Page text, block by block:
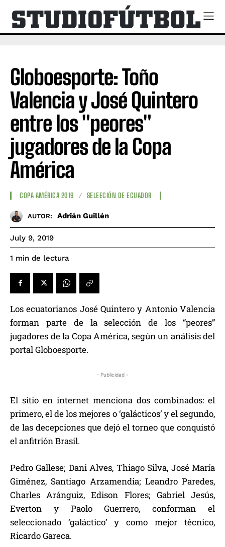
Globoesporte: Toño
Valencia y José Quintero
entre los "peores"
jugadores de la Copa
América
COPA AMÉRICA 2019 SELEECIÓN DE ECUADOR
AUTOR: Adrián Guillén
July 9, 2019
1 min de lectura
Los ecuatorianos José Quintero y Antonio Valencia
forman parte de la selección de los “peores”
jugadores de la Copa América, según un análisis del
portal Globoesporte.
- Publicidad -
El sitio en internet menciona dos combinados: el
primero, el de los mejores o ‘galácticos’ y el segundo,
de las decepciones que dejó el torneo que conquistó
el anfitrión Brasil.
Pedro Gallese; Dani Alves, Thiago Silva, José María
Giménez, Santiago Arzamendia; Leandro Paredes,
Charles Aránguiz, Edison Flores; Gabriel Jesús,
Everton y Paolo Guerrero, conforman el
seleccionado ‘galáctico’ y como mejor técnico,
Ricardo Gareca.